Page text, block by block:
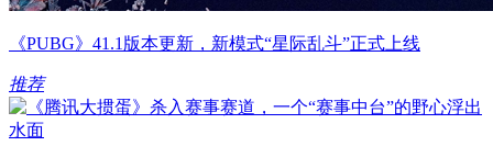
《PUBG》41.1版本更新，新模式“星际乱斗”正式上线
推荐